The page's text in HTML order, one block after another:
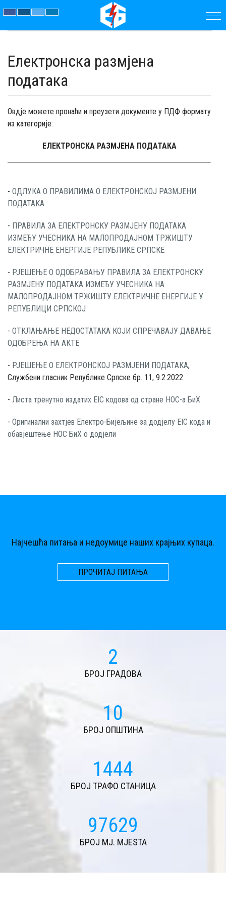
ПРЕДУЗЕЋЕ
ПАРАМЕТРИ
АКТУЕЛНОСТИ
ЈАВНЕ
ДОКУМЕНТИ
КОНТАКТ
Електронска размјена
података
Овдје можете пронаћи и преузети документе у ПДФ формату
из категорије:
ЕЛЕКТРОНСКА РАЗМЈЕНА ПОДАТАКА
- ОДЛУКА О ПРАВИЛИМА О ЕЛЕКТРОНСКОЈ РАЗМЈЕНИ
ПОДАТАКА
- ПРАВИЛA ЗА ЕЛЕКТРОНСКУ РАЗМЈЕНУ ПОДАТАКА
ИЗМЕЂУ УЧЕСНИКА НА МАЛОПРОДАЈНОМ ТРЖИШТУ
ЕЛЕКТРИЧНЕ ЕНЕРГИЈЕ РЕПУБЛИКЕ СРПСКЕ
- РЈЕШЕЊЕ О ОДОБРАВАЊУ ПРАВИЛА ЗА ЕЛЕКТРОНСКУ
РАЗМЈЕНУ ПОДАТАКА ИЗМЕЂУ УЧЕСНИКА НА
МАЛОПРОДАЈНОМ ТРЖИШТУ ЕЛЕКТРИЧНЕ ЕНЕРГИЈЕ У
РЕПУБЛИЦИ СРПСКОЈ
- ОТКЛАЊАЊЕ НЕДОСТАТАКА КОЈИ СПРЕЧАВАЈУ ДАВАЊЕ
ОДОБРЕЊА НА АКТЕ
- РЈЕШЕЊЕ О ЕЛЕКТРОНСКОЈ РАЗМЈЕНИ ПОДАТАКА,
Службени гласник Републике Српске бр. 11, 9.2.2022
- Листа тренутно издатих EIC кодова од стране НОС-а БиХ
- Оригинални захтјев Електро-Бијељине за додјелу EIC кода и
обавјештење НОС БиХ о додјели
Најчешћа питања и недоумице наших крајњих купаца.
ПРОЧИТАЈ ПИТАЊА
2
БРОЈ ГРАДОВА
11
БРОЈ ОПШТИНА
1574
БРОЈ ТРАФО СТАНИЦА
106469
БРОЈ MJ. MJESTA